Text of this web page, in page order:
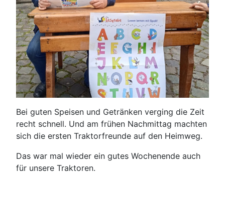
Bei guten Speisen und Getränken verging die Zeit
recht schnell. Und am frühen Nachmittag machten
sich die ersten Traktorfreunde auf den Heimweg.
Das war mal wieder ein gutes Wochenende auch
für unsere Traktoren.